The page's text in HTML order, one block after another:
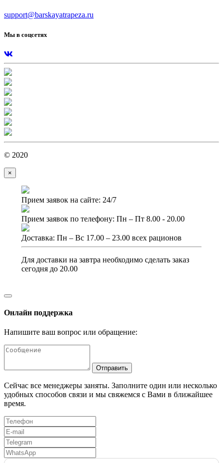
support@barskayatrapeza.ru
Мы в соцсетях
© 2020
×
Прием заявок на сайте: 24/7
Прием заявок по телефону: Пн – Пт 8.00 - 20.00
Доставка: Пн – Вс 17.00 – 23.00 всех рационов
Для доставки на завтра необходимо сделать заказ
сегодня до 20.00
Онлайн поддержка
Напишите ваш вопрос или обращение:
Отправить
Сейчас все менеджеры заняты. Заполните один или несколько
удобных способов связи и мы свяжемся с Вами в ближайшее
время.